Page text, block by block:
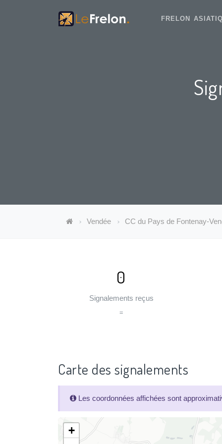
FRELON
Vendée CC du Pays de Fontenay-
0
Signalements reçus
=
Carte des signalements
Les coordonnées affichées sont
+